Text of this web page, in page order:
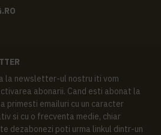
la newsletter-ul nostru iti vom
abonarii. Cand esti abonat la
primesti emailuri cu un caracter
si cu o frecventa medie, chiar
dezabonezi poti urma linkul dintr-un